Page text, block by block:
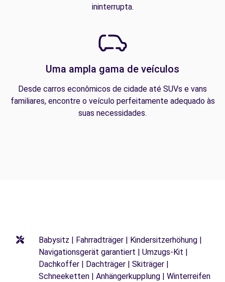
ininterrupta.
Uma ampla gama de veículos
Desde carros econômicos de cidade até SUVs e vans
familiares, encontre o veículo perfeitamente adequado às
suas necessidades.
Babysitz | Fahrradträger | Kindersitzerhöhung |
Navigationsgerät garantiert | Umzugs-Kit |
Dachkoffer | Dachträger | Skiträger |
Schneeketten | Anhängerkupplung | Winterreifen